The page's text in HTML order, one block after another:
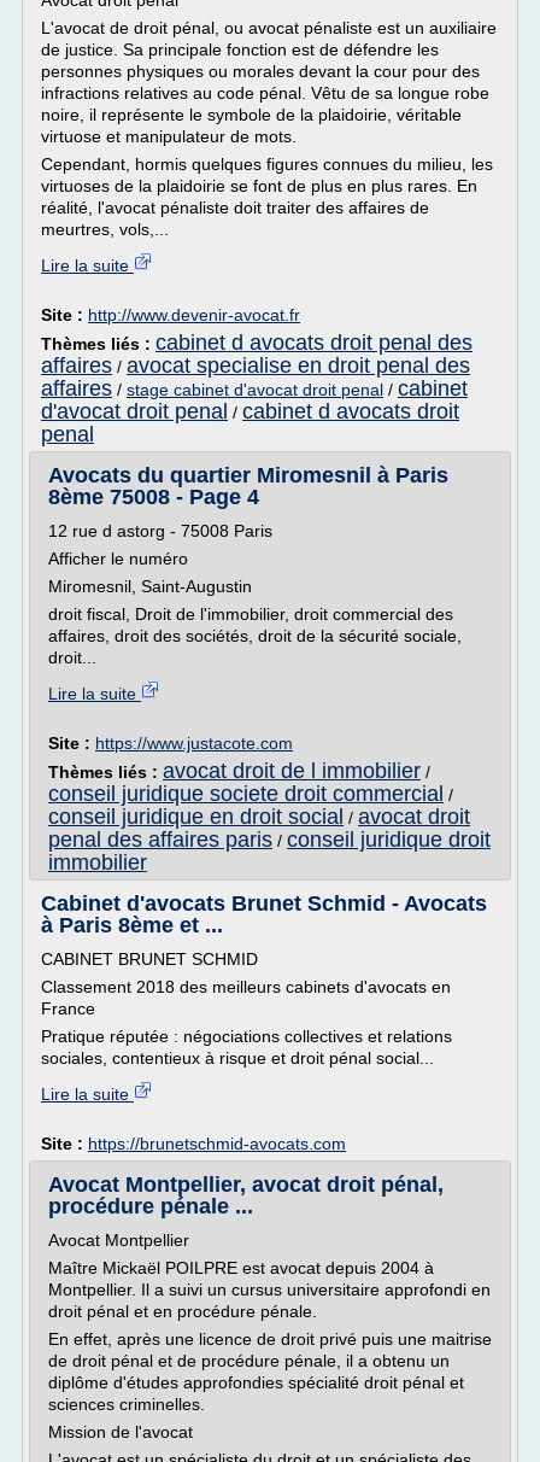
L'avocat de droit pénal, ou avocat pénaliste est un auxiliaire
de justice. Sa principale fonction est de défendre les
personnes physiques ou morales devant la cour pour des
infractions relatives au code pénal. Vêtu de sa longue robe
noire, il représente le symbole de la plaidoirie, véritable
virtuose et manipulateur de mots.
Cependant, hormis quelques figures connues du milieu, les
virtuoses de la plaidoirie se font de plus en plus rares. En
réalité, l'avocat pénaliste doit traiter des affaires de
meurtres, vols,...
Lire la suite
Site : http://www.devenir-avocat.fr
Thèmes liés : cabinet d avocats droit penal des
affaires / avocat specialise en droit penal des
affaires / stage cabinet d'avocat droit penal / cabinet
d'avocat droit penal / cabinet d avocats droit
penal
Avocats du quartier Miromesnil à Paris
8ème 75008 - Page 4
12 rue d astorg - 75008 Paris
Afficher le numéro
Miromesnil, Saint-Augustin
droit fiscal, Droit de l'immobilier, droit commercial des
affaires, droit des sociétés, droit de la sécurité sociale,
droit...
Lire la suite
Site : https://www.justacote.com
Thèmes liés : avocat droit de l immobilier /
conseil juridique societe droit commercial /
conseil juridique en droit social / avocat droit
penal des affaires paris / conseil juridique droit
immobilier
Cabinet d'avocats Brunet Schmid - Avocats
à Paris 8ème et ...
CABINET BRUNET SCHMID
Classement 2018 des meilleurs cabinets d'avocats en
France
Pratique réputée : négociations collectives et relations
sociales, contentieux à risque et droit pénal social...
Lire la suite
Site : https://brunetschmid-avocats.com
Avocat Montpellier, avocat droit pénal,
procédure pénale ...
Avocat Montpellier
Maître Mickaël POILPRE est avocat depuis 2004 à
Montpellier. Il a suivi un cursus universitaire approfondi en
droit pénal et en procédure pénale.
En effet, après une licence de droit privé puis une maitrise
de droit pénal et de procédure pénale, il a obtenu un
diplôme d'études approfondies spécialité droit pénal et
sciences criminelles.
Mission de l'avocat